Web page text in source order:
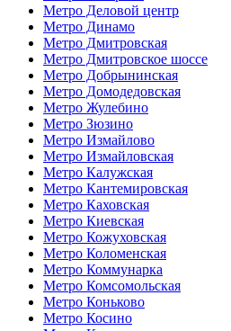
Метро Деловой центр
Метро Динамо
Метро Дмитровская
Метро Дмитровское шоссе
Метро Добрынинская
Метро Домодедовская
Метро Жулебино
Метро Зюзино
Метро Измайлово
Метро Измайловская
Метро Калужская
Метро Кантемировская
Метро Каховская
Метро Киевская
Метро Кожуховская
Метро Коломенская
Метро Коммунарка
Метро Комсомольская
Метро Коньково
Метро Косино